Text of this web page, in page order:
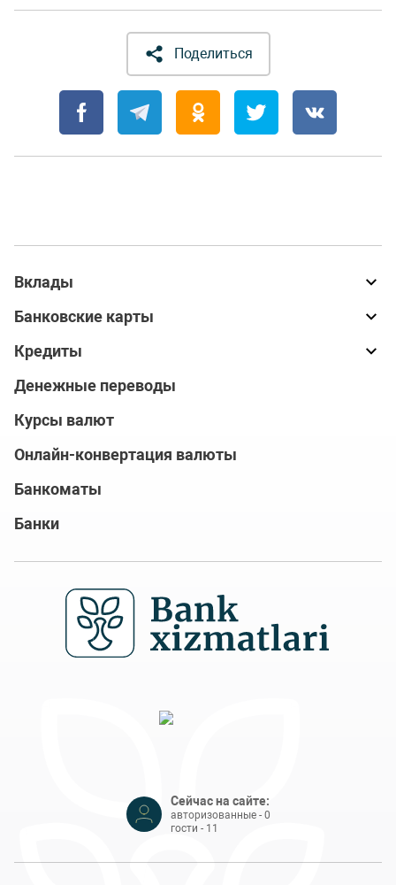
Поделиться
Вклады
Банковские карты
Кредиты
Денежные переводы
Курсы валют
Онлайн-конвертация валюты
Банкоматы
Банки
Сейчас на сайте:
авторизованные - 0
гости - 11